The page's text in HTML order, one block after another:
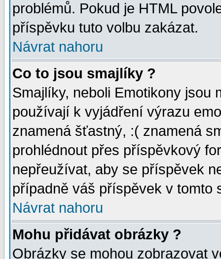
problémů. Pokud je HTML
příspěvku tuto volbu zakázat.
Návrat nahoru
Co to jsou smajlíky ?
Smajlíky, neboli Emotikony jsou
používají k vyjádření výrazu
znamená šťastný, :( znamená
prohlédnout přes příspěvkový
nepřeužívat, aby se příspěvek
případně váš příspěvek v tomto
Návrat nahoru
Mohu přidávat obrázky ?
Obrázky se mohou zobrazovat